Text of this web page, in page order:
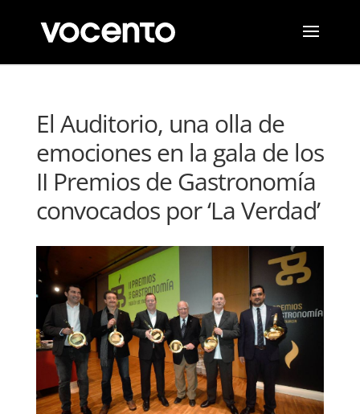
El Auditorio, una olla de
emociones en la gala de los
II Premios de Gastronomía
convocados por ‘La Verdad’